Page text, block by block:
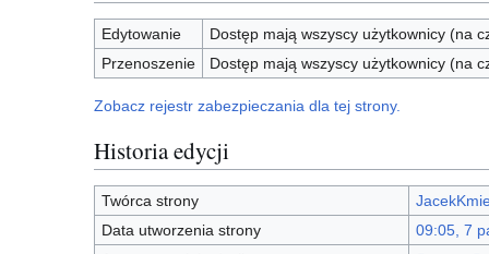
Edytowanie
Dostęp mają wszyscy użytkownicy (na
Przenoszenie
Dostęp mają wszyscy użytkownicy (na
Zobacz rejestr zabezpieczania dla tej strony.
Historia edycji
Twórca strony
Data utworzenia strony
09:05, 7